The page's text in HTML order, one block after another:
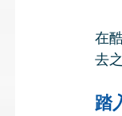
在
去
踏